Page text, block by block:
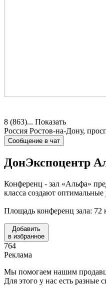
8 (863)... Показать
Россия Ростов-на-Дону,
Сообщение в чат
ДонЭкспоцентр
Конференц - зал «Альфа»
класса создают
Площадь конференц зала: 72
Добавить
в избранное
764
Реклама
Мы помогаем нашим
Для этого у нас есть разные